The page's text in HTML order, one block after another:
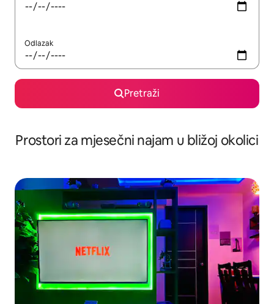
Odlazak
Pretraži
Prostori za mjesečni najam u bližoj okolici